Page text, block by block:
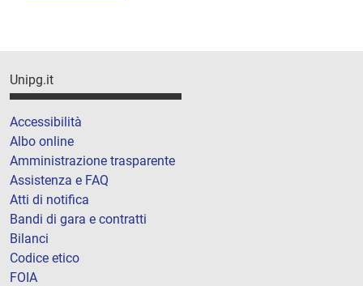
Unipg.it
Accessibilità
Albo online
Amministrazione trasparente
Assistenza e FAQ
Atti di notifica
Bandi di gara e contratti
Bilanci
Codice etico
FOIA